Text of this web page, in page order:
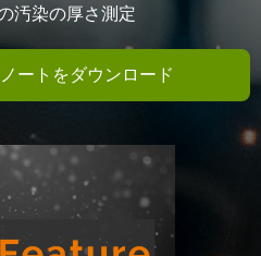
汚染の厚さ測定
ートをダウンロード